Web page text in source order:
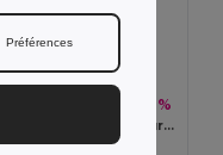
-28%
Bloc-notes A5 avec couverture semi-rigide en matière organique d'éléphant (80%)
93288
Préférences